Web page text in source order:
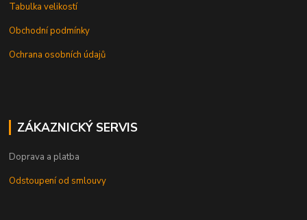
Tabulka velikostí
Obchodní podmínky
Ochrana osobních údajů
ZÁKAZNICKÝ SERVIS
Doprava a platba
Odstoupení od smlouvy